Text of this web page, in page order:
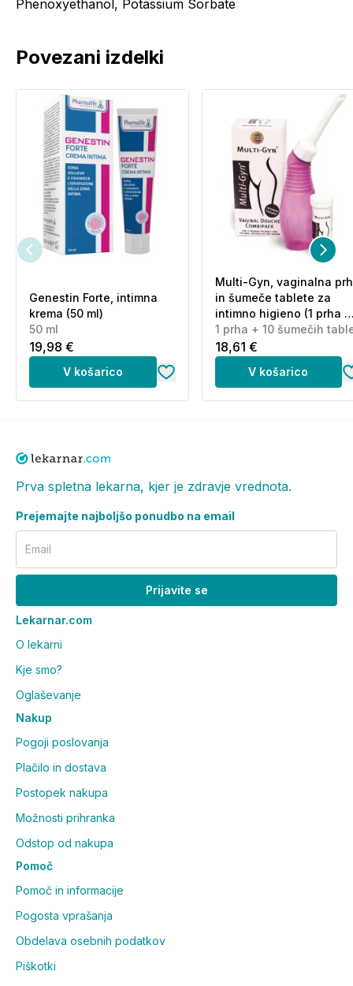
Phenoxyethanol, Potassium Sorbate
Povezani izdelki
Genestin Forte, intimna
krema (50 ml)
50 ml
19,98 €
V košarico
Multi-Gyn, vaginalna
in šumeče tablete za
intimno higieno (1 prha +
10 šumečih tablet)
1 prha + 10 šumečih
18,61 €
V košarico
Prva spletna lekarna, kjer je zdravje vrednota.
Prejemajte najboljšo ponudbo na email
Email
Prijavite se
Lekarnar.com
O lekarni
Kje smo?
Oglaševanje
Nakup
Pogoji poslovanja
Plačilo in dostava
Postopek nakupa
Možnosti prihranka
Odstop od nakupa
Pomoč
Pomoč in informacije
Pogosta vprašanja
Obdelava osebnih podatkov
Piškotki